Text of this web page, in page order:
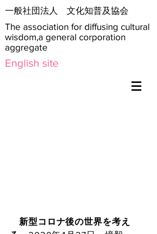
​一般社団法人 文化知普及協会
The association for diffusing cultural
wisdom,a general corporation
aggregate
English site
新型コロナ後の世界を考え